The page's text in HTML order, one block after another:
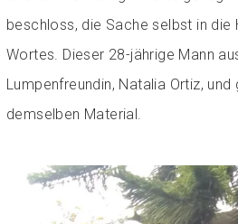
beschloss, die Sache selbst in die
Wortes. Dieser 28-jährige Mann
Lumpenfreundin, Natalia Ortiz,
demselben Material.